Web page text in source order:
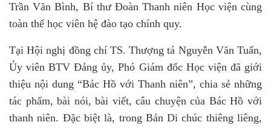
Trần Văn Bình, Bí thư Đoàn Thanh niên Học viện cùng
toàn thể học viên hệ đào tạo chính quy.
Tại Hội nghị đồng chí TS. Thượng tá Nguyễn Văn Tuấn,
Ủy viên BTV Đảng ủy, Phó Giám đốc Học viện đã giới
thiệu nội dung “Bác Hồ với Thanh niên”, chia sẻ những
tác phẩm, bài nói, bài viết, câu chuyện của Bác Hồ với
thanh niên. Đặc biệt là, trong Bản Di chúc thiêng liêng,